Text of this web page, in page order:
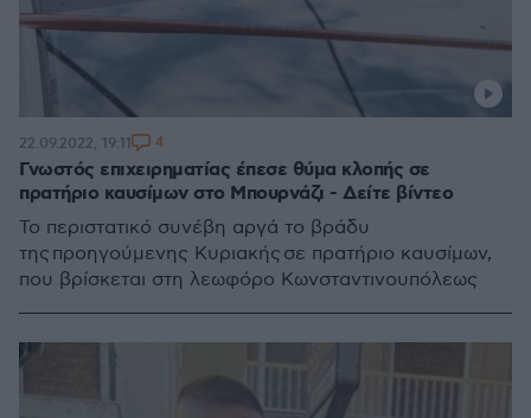
Γνωστός επιχειρηματίας έπεσε θύμα κλοπής σε
πρατήριο καυσίμων στο Μπουρνάζι - Δείτε βίντεο
Το περιστατικό συνέβη αργά το βράδυ
της προηγούμενης Κυριακής σε πρατήριο καυσίμων,
που βρίσκεται στη λεωφόρο Κωνσταντινουπόλεως
22.09.2022, 19:11 4